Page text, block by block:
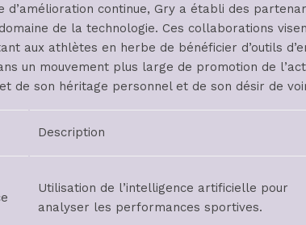
d’amélioration continue, Gry a établi des
de la technologie. Ces collaborations
aux athlètes en herbe de bénéficier d’outils
un mouvement plus large de promotion de
de son héritage personnel et de son désir de
Description
Utilisation de l’intelligence artificielle pour
analyser les performances sportives.